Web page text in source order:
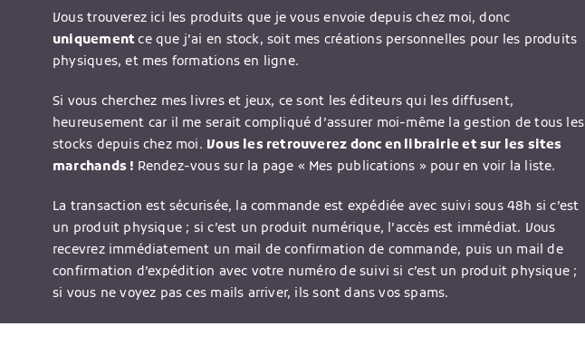
Vous trouverez ici les produits que je vous envoie depuis chez moi, donc
uniquementce que j’ai en stock, soit mes créations personnelles pour les produits
physiques, et mes formations en ligne.
Si vous cherchez mes livres et jeux, ce sont les éditeurs qui les diffusent,
heureusement car il me serait compliqué d’assurer moi-même la gestion de tous les
stocks depuis chez moi. Vous les retrouverez donc en librairie et sur les sites
marchands ! Rendez-vous sur la page « Mes publications » pour en voir la liste.
La transaction est sécurisée, la commande est expédiée avec suivi sous 48h si c’est
un produit physique ; si c’est un produit numérique, l’accès est immédiat. Vous
recevrez immédiatement un mail de confirmation de commande, puis un mail de
confirmation d’expédition avec votre numéro de suivi si c’est un produit physique ;
si vous ne voyez pas ces mails arriver, ils sont dans vos spams.